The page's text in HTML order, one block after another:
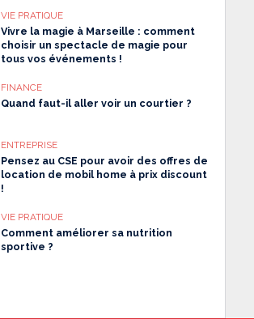
VIE PRATIQUE
Vivre la magie à Marseille : comment
choisir un spectacle de magie pour
tous vos événements !
FINANCE
Quand faut-il aller voir un courtier ?
ENTREPRISE
Pensez au CSE pour avoir des offres de
location de mobil home à prix discount
!
VIE PRATIQUE
Comment améliorer sa nutrition
sportive ?